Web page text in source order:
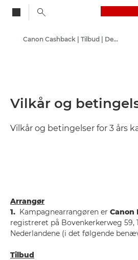
Canon Cashback | Tilbud | Deals
Vilkår og
Vilkår og betingelser for 3 års
Arrangør
1. Kampagnearrangøren er Canon
registreret på Bovenkerkerweg 59,
Nederlandene (i det følgende
Tilbud